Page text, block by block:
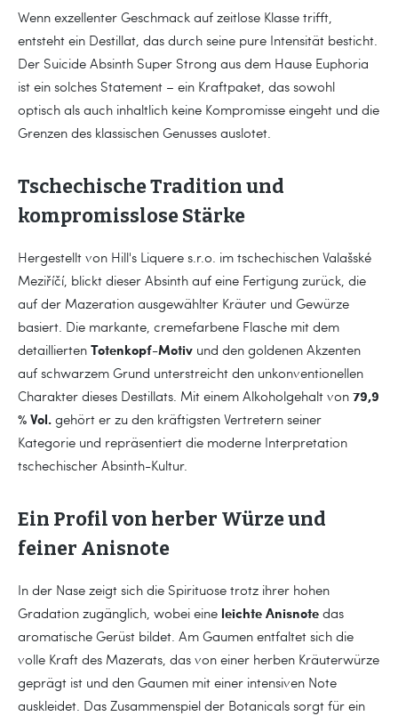
Wenn exzellenter Geschmack auf zeitlose Klasse trifft,
entsteht ein Destillat, das durch seine pure Intensität besticht.
Der Suicide Absinth Super Strong aus dem Hause Euphoria
ist ein solches Statement – ein Kraftpaket, das sowohl
optisch als auch inhaltlich keine Kompromisse eingeht und die
Grenzen des klassischen Genusses auslotet.
Tschechische Tradition und
kompromisslose Stärke
Hergestellt von Hill's Liquere s.r.o. im tschechischen Valašské
Meziříčí, blickt dieser Absinth auf eine Fertigung zurück, die
auf der Mazeration ausgewählter Kräuter und Gewürze
basiert. Die markante, cremefarbene Flasche mit dem
detaillierten Totenkopf-Motiv und den goldenen Akzenten
auf schwarzem Grund unterstreicht den unkonventionellen
Charakter dieses Destillats. Mit einem Alkoholgehalt von 79,9
% Vol. gehört er zu den kräftigsten Vertretern seiner
Kategorie und repräsentiert die moderne Interpretation
tschechischer Absinth-Kultur.
Ein Profil von herber Würze und
feiner Anisnote
In der Nase zeigt sich die Spirituose trotz ihrer hohen
Gradation zugänglich, wobei eine leichte Anisnote das
aromatische Gerüst bildet. Am Gaumen entfaltet sich die
volle Kraft des Mazerats, das von einer herben Kräuterwürze
geprägt ist und den Gaumen mit einer intensiven Note
auskleidet. Das Zusammenspiel der Botanicals sorgt für ein